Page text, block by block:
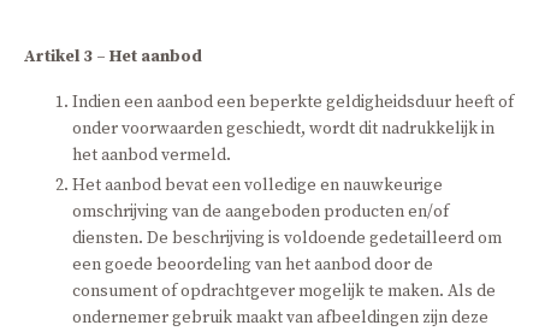
Artikel 3 – Het aanbod
Indien een aanbod een beperkte geldigheidsduur heeft of
onder voorwaarden geschiedt, wordt dit nadrukkelijk in
het aanbod vermeld.
Het aanbod bevat een volledige en nauwkeurige
omschrijving van de aangeboden producten en/of
diensten. De beschrijving is voldoende gedetailleerd om
een goede beoordeling van het aanbod door de
consument of opdrachtgever mogelijk te maken. Als de
ondernemer gebruik maakt van afbeeldingen zijn deze